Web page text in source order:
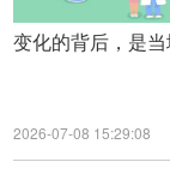
变化的背后，是
2026-07-08 15:29:08